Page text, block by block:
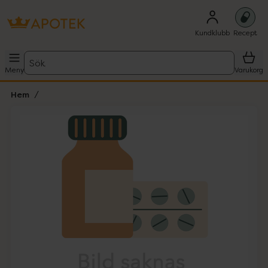
Kundklubb Recept
Meny
Sök
Varukorg
Hem
Lista: . Innehåller 1 objekt.